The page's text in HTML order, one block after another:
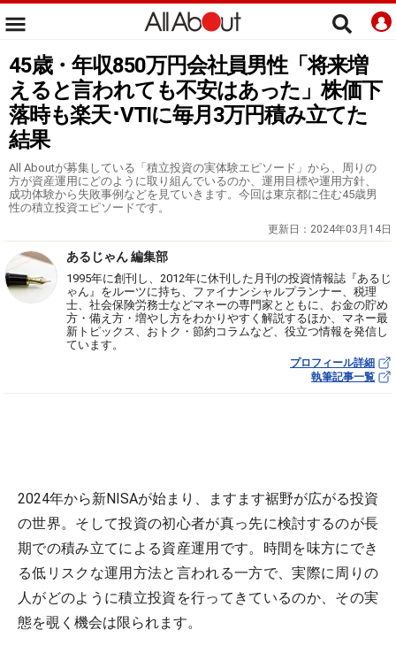
45歳・年収850万円会社員男性「将来増
えると言われても不安はあった」株価下
落時も楽天･VTIに毎月3万円積み立てた
結果
All Aboutが募集している「積立投資の実体験エピソード」から、周りの
方が資産運用にどのように取り組んでいるのか、運用目標や運用方針、
成功体験から失敗事例などを見ていきます。今回は東京都に住む45歳男
性の積立投資エピソードです。
更新日： 2024年03月14日
あるじゃん 編集部
1995年に創刊し、2012年に休刊した月刊の投資情報誌『あるじ
ゃん』をルーツに持ち、ファイナンシャルプランナー、税理
士、社会保険労務士などマネーの専門家とともに、お金の貯め
方・備え方・増やし方をわかりやすく解説するほか、マネー最
新トピックス、おトク・節約コラムなど、役立つ情報を発信し
ています。
プロフィール詳細
執筆記事一覧
2024年から新NISAが始まり、ますます裾野が広がる投資
の世界。そして投資の初心者が真っ先に検討するのが長
期での積み立てによる資産運用です。時間を味方にでき
る低リスクな運用方法と言われる一方で、実際に周りの
人がどのように積立投資を行ってきているのか、その実
態を覗く機会は限られます。